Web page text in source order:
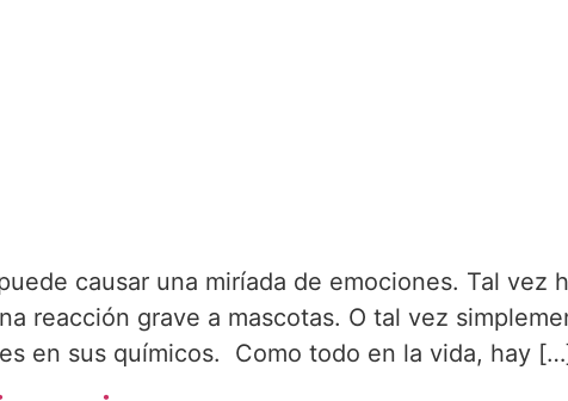
causar una miríada de emociones. Tal vez
reacción grave a mascotas. O tal vez
en sus químicos. Como todo en la vida, hay